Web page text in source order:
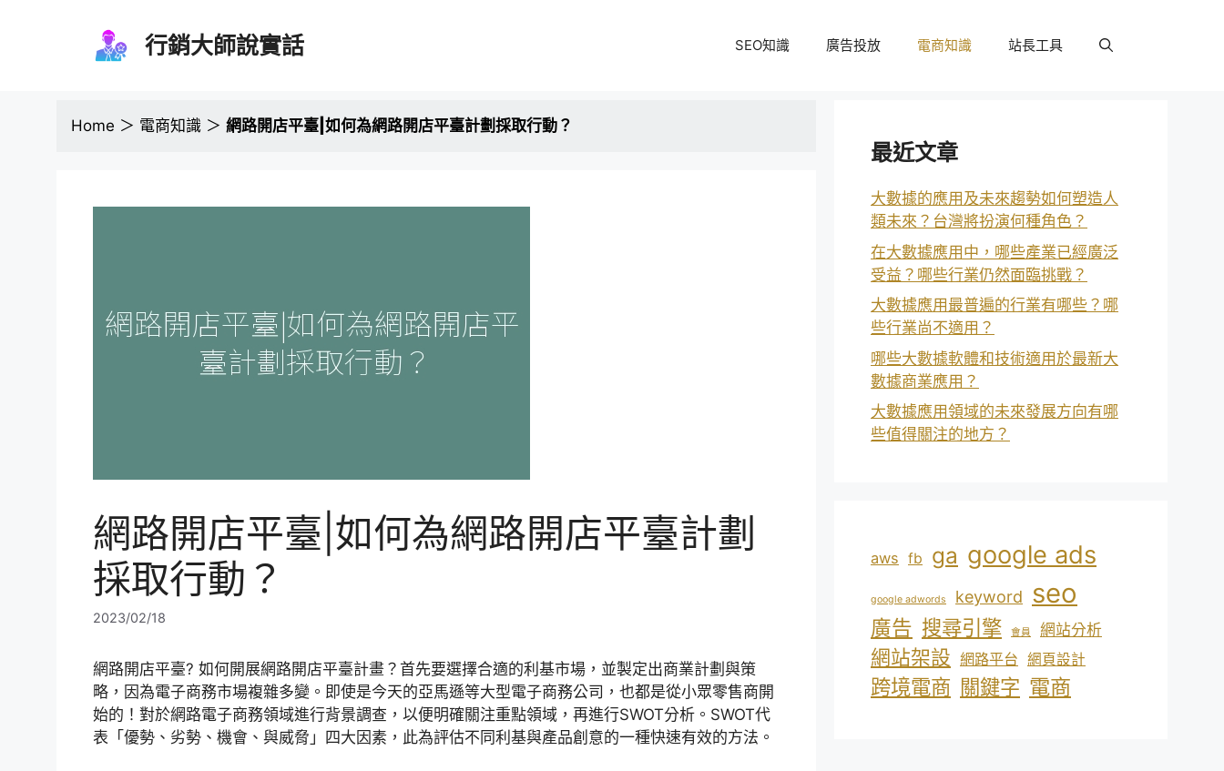
行銷大師說實話 SEO知識 廣告投放 電商知識 站長工具
Home ＞ 電商知識 ＞ 網路開店平臺|如何為網路開店平臺計劃採取行動？
網路開店平臺|如何為網路開店平臺計劃
採取行動？
2023/02/18
網路開店平臺? 如何開展網路開店平臺計畫？首先要選擇合適的利基市場，並製定出商業計劃與策
略，因為電子商務市場複雜多變。即使是今天的亞馬遜等大型電子商務公司，也都是從小眾零售商開
始的！對於網路電子商務領域進行背景調查，以便明確關注重點領域，再進行SWOT分析。SWOT代
表「優勢、劣勢、機會、與威脅」四大因素，此為評估不同利基與產品創意的一種快速有效的方法。
最近文章
大數據的應用及未來趨勢如何塑造人
類未來？台灣將扮演何種角色？
在大數據應用中，哪些產業已經廣泛
受益？哪些行業仍然面臨挑戰？
大數據應用最普遍的行業有哪些？哪
些行業尚不適用？
哪些大數據軟體和技術適用於最新大
數據商業應用？
大數據應用領域的未來發展方向有哪
些值得關注的地方？
aws fb ga google ads
google adwords keyword seo
廣告 搜尋引擎 會員 網站分析
網站架設 網路平台 網頁設計
跨境電商 關鍵字 電商